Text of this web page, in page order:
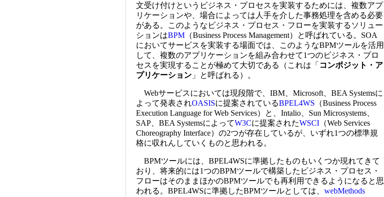
文受け付けというビジネス・プロセスを実装するためには、複数アプ
リケーションや、場合によっては人手を介した事務処理を含める必要
がある。このようなビジネス・プロセス・フローを実装するソリュー
ションはBPM （Business Process Management）と呼ばれている。SOA
においてサービスを実装する場面では、このようなBPMツールを活用
して、複数のアプリケーションを組み合わせて1つのビジネス・プロ
セスを実現することが極めて大切である（これは「 コンポジット・ア
プリケーション 」と呼ばれる）。
Webサービスにおいては現段階で、IBM、Microsoft、BEA Systemsに
よって発表されOASISに提案されているBPEL4WS （Business Process
Execution Language for Web Services）と、Intalio、Sun Microsystems、
SAP、BEA SystemsによってW3Cに提案されたWSCI （Web Services
Choreography Interface）の2つが存在しているが、いずれ1つの標準規
格に収れんしていくものと思われる。
BPMツールには、BPEL4WSに準拠したものもいくつか現れてきて
おり、将来的には1つのBPMツールで構築したビジネス・プロセス・
フローはそのままほかのBPMツールでも再利用できるようになると思
われる。BPEL4WSに準拠したBPMツールとしては、 webMethods